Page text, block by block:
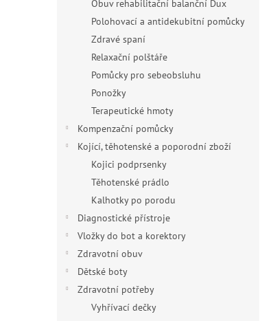
Obuv rehabilitační balanční Dux
Polohovací a antidekubitní pomůcky
Zdravé spaní
Relaxační polštáře
Pomůcky pro sebeobsluhu
Ponožky
Terapeutické hmoty
Kompenzační pomůcky
Kojící, těhotenské a poporodní zboží
Kojici podprsenky
Těhotenské prádlo
Kalhotky po porodu
Diagnostické přístroje
Vložky do bot a korektory
Zdravotní obuv
Dětské boty
Zdravotní potřeby
Vyhřívací dečky